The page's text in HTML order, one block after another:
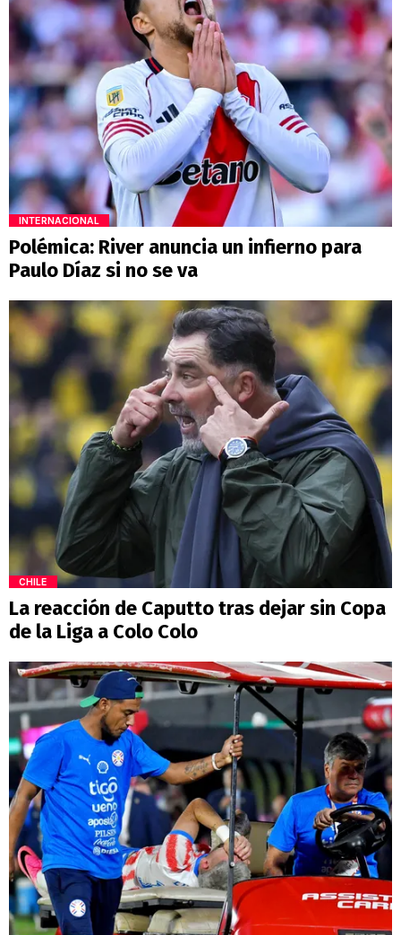
INTERNACIONAL
Polémica: River anuncia un infierno para
Paulo Díaz si no se va
CHILE
La reacción de Caputto tras dejar sin Copa
de la Liga a Colo Colo